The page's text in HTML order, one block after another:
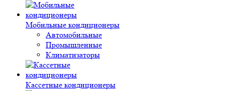
Мобильные кондиционеры
Автомобильные
Промышленные
Климатизаторы
Кассетные кондиционеры